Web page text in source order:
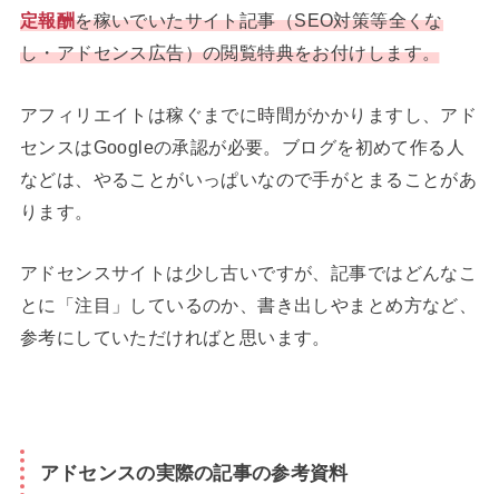
定報酬を稼いでいたサイト記事（SEO対策等全くな
し・アドセンス広告）の閲覧特典をお付けします。
アフィリエイトは稼ぐまでに時間がかかりますし、アド
センスはGoogleの承認が必要。ブログを初めて作る人
などは、やることがいっぱいなので手がとまることがあ
ります。
アドセンスサイトは少し古いですが、記事ではどんなこ
とに「注目」しているのか、書き出しやまとめ方など、
参考にしていただければと思います。
アドセンスの実際の記事の参考資料